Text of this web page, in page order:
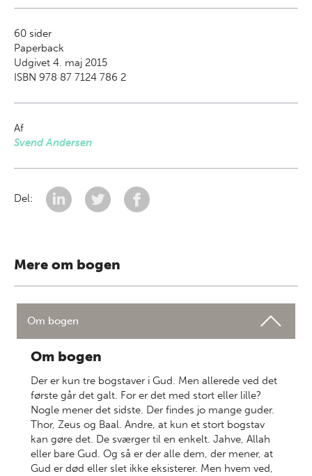
60 sider
Paperback
Udgivet 4. maj 2015
ISBN 978 87 7124 786 2
Af
Svend Andersen
Del:
Mere om bogen
Om bogen
Om bogen
Der er kun tre bogstaver i Gud. Men allerede ved det
første går det galt. For er det med stort eller lille?
Nogle mener det sidste. Der findes jo mange guder.
Thor, Zeus og Baal. Andre, at kun et stort bogstav
kan gøre det. De sværger til en enkelt. Jahve, Allah
eller bare Gud. Og så er der alle dem, der mener, at
Gud er død eller slet ikke eksisterer. Men hvem ved,